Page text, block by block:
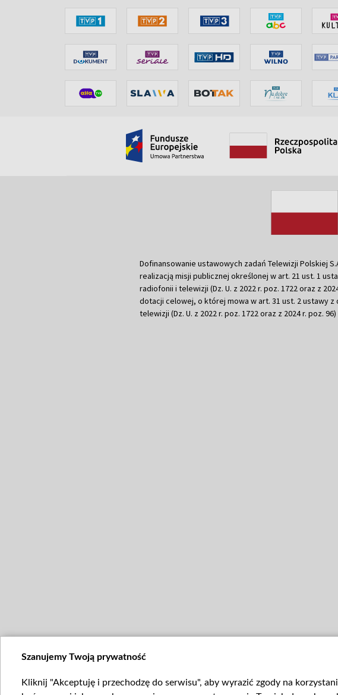
Dofinansowanie ustawowych zadań Telewizji Polskiej
realizacją misji publicznej określonej w art. 21 ust. 1
radiofonii i telewizji (Dz. U. z 2022 r. poz. 1722 oraz z
dotacji celowej, o której mowa w art. 31 ust. 2 ustawy z
telewizji (Dz. U. z 2022 r. poz. 1722 oraz z 2024 r. poz. 96)
Szanujemy Twoją prywatność
Kliknij "Akceptuję i przechodzę do serwisu", aby wyrazić zgody na